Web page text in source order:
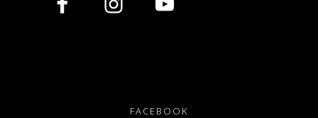
FACEBOOK